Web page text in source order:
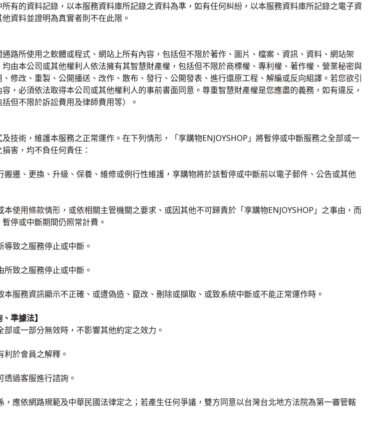
有的資料記錄，以本服務資料庫所記錄之資料為準，如有任何糾紛，以本服務資料庫所記錄之電子資
資料並證明為真實者則不在此限。
路所使用之軟體或程式、網站上所有內容，包括但不限於著作、圖片、檔案、資訊、資料、網站架
由本公司或其他權利人依法擁有其智慧財產權，包括但不限於商標權、專利權、著作權、營業秘密與
修改、重製、公開播送、改作、散布、發行、公開發表、進行還原工程、解編或反向組譯。若您欲引
，必須依法取得本公司或其他權利人的事前書面同意。尊重智慧財產權是您應盡的義務，如有違反，
但不限於訴訟費用及律師費用等）。
技術，維護本服務之正常運作。在下列情形，「享購物ENJOYSHOP」將暫停或中斷服務之全部或一
害，均不負任何責任：
遷、更換、升級、保養、維修或例行性維護，享購物將於該暫停或中斷前以電子郵件、公告或其他
使用條款情形，或依相關主管機關之要求、或因其他不可歸責於「享購物ENJOYSHOP」之事由，而
停或中斷期間仍照常計費。
致之服務停止或中斷。
致之服務停止或中斷。
服務資訊顯示不正確、或遭偽造、竄改、刪除或擷取、或致系統中斷或不能正常運作時。
準據法】
或一部分無效時，不影響其他約定之效力。
於會員之解釋。
過客服進行諮詢。
，應依網路規範及中華民國法律定之；若產生任何爭議，雙方同意以台灣台北地方法院為第一審管轄